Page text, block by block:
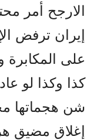
الارجح أمر
إيران ترفض
على المکابرة
کذا وکذا لو
شن هجماتها
إغلاق مضيق